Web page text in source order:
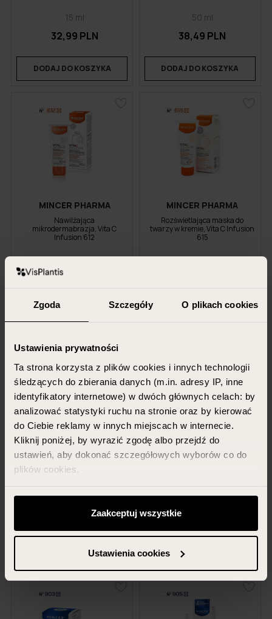
Zgoda Szczegóły O plikach cookies
Ustawienia prywatności
Ta strona korzysta z plików cookies i innych technologii
śledzących do zbierania danych (m.in. adresy IP, inne
identyfikatory internetowe) w dwóch głównych celach: by
analizować statystyki ruchu na stronie oraz by kierować
do Ciebie reklamy w innych miejscach w internecie.
Kliknij poniżej, by wyrazić zgodę albo przejdź do
ustawień, aby dokonać szczegółowych wyborów co do
plików cookies.
Możesz zawsze zarządzać swoimi zgodami (w tym
odwołać te, których udzieliłeś wcześniej) klikając w
przycisk „Ustawienia cookies” widoczny na samym dole
Więcej informacji znajdziesz w zakładce „Szczegóły”
Zaakceptuj wszystkie
Ustawienia cookies
15 ml
32,99 PLN
DODAJ DO KOSZYKA
50 ml
38,49 PLN
DODAJ DO KOSZYKA
MINCER PHARMA
Nawilżająca
mikrodermabrazja, Vita C
Infusion 612
75 ml
25,29 PLN
DODAJ DO KOSZYKA
MINCER PHARMA
Rozświetlająca maska do
twarzy w kremie, Vita C Infusion
615
75 ml
DODAJ DO KOSZYKA
MINCER PHARMA
Krem ujędrniający do twarzy,
NEOHYALURON 901
54,99 PLN
DODAJ DO KOSZYKA
MINCER PHARMA
Krem odmładzający do twarzy,
54,99 PLN
DODAJ DO KOSZYKA